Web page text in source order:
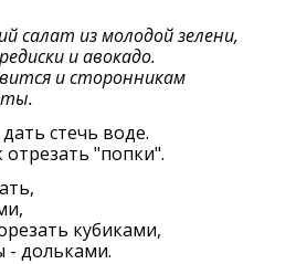
салат из молодой зелени,
и авокадо.
и сторонникам
стечь воде.
"попки".
кубиками,
- дольками.